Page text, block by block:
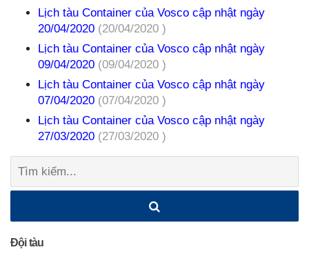
Lịch tàu Container của Vosco cập nhật ngày
20/04/2020 (20/04/2020 )
Lịch tàu Container của Vosco cập nhật ngày
09/04/2020 (09/04/2020 )
Lịch tàu Container của Vosco cập nhật ngày
07/04/2020 (07/04/2020 )
Lịch tàu Container của Vosco cập nhật ngày
27/03/2020 (27/03/2020 )
Tìm
kiếm:
Đội tàu